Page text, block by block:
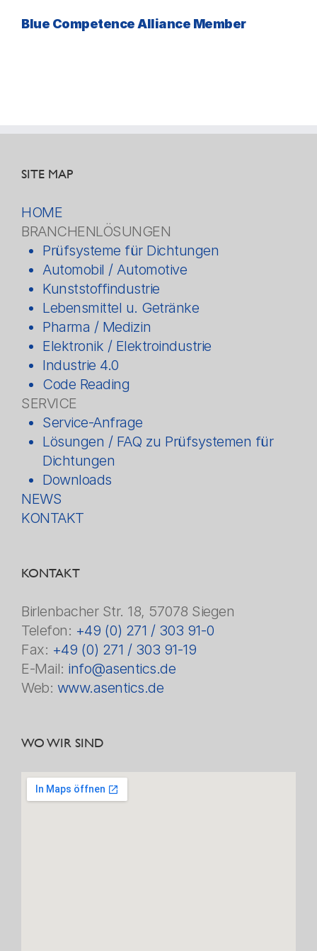
Blue Competence Alliance Member
SITE MAP
HOME
BRANCHENLÖSUNGEN
Prüfsysteme für Dichtungen
Automobil / Automotive
Kunststoffindustrie
Lebensmittel u. Getränke
Pharma / Medizin
Elektronik / Elektroindustrie
Industrie 4.0
Code Reading
SERVICE
Service-Anfrage
Lösungen / FAQ zu Prüfsystemen für
Dichtungen
Downloads
NEWS
KONTAKT
KONTAKT
Birlenbacher Str. 18, 57078 Siegen
Telefon: +49 (0) 271 / 303 91-0
Fax: +49 (0) 271 / 303 91-19
E-Mail: info@asentics.de
Web: www.asentics.de
WO WIR SIND